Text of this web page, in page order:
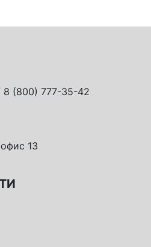
8 (800) 777-35-42
13